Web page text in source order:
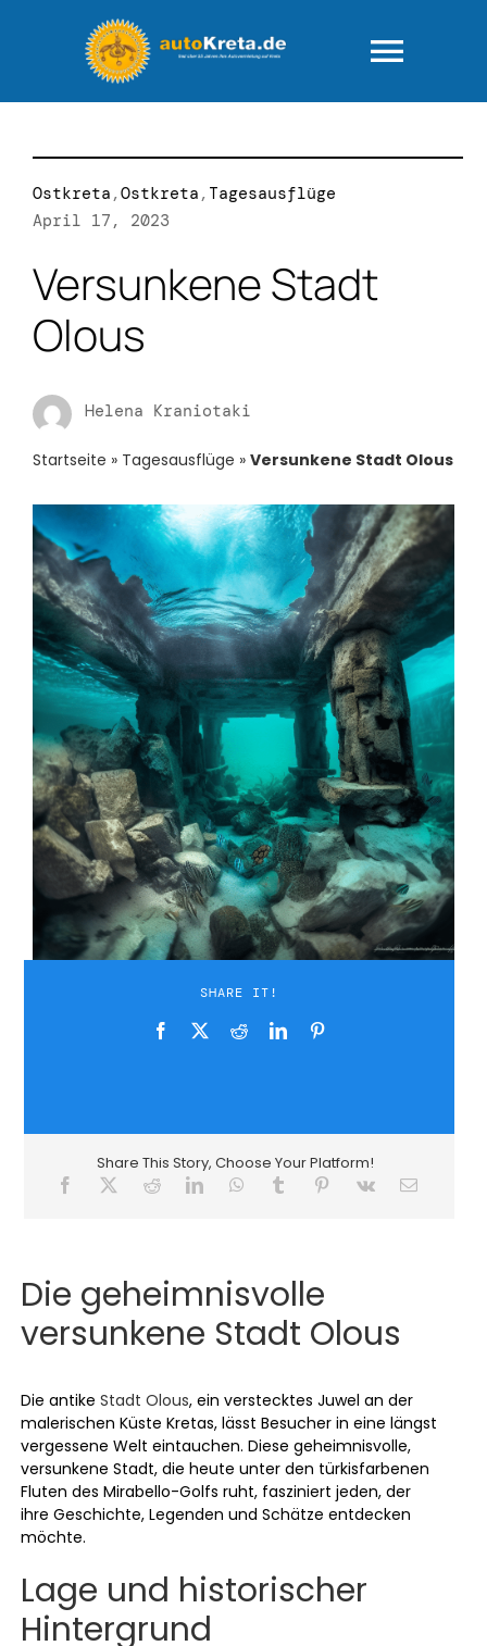
AGB –
Kontakt
Persönliche
Das Team
Ostkreta ,Ostkreta , Tagesausflüge
April 17, 2023
Versunkene Stadt
Olous
Helena Kraniotaki
Startseite » Tagesausflüge » Versunkene Stadt Olous
SHARE IT!
Share This Story, Choose Your Platform!
Die geheimnisvolle
versunkene Stadt Olous
Die antikeStadt Olous, ein verstecktes Juwel an der
malerischen Küste Kretas, lässt Besucher in eine längst
vergessene Welt eintauchen. Diese geheimnisvolle,
versunkene Stadt, die heute unter den türkisfarbenen
Fluten des Mirabello-Golfs ruht, fasziniert jeden, der
ihre Geschichte, Legenden und Schätze entdecken
möchte.
Lage und historischer
Hintergrund